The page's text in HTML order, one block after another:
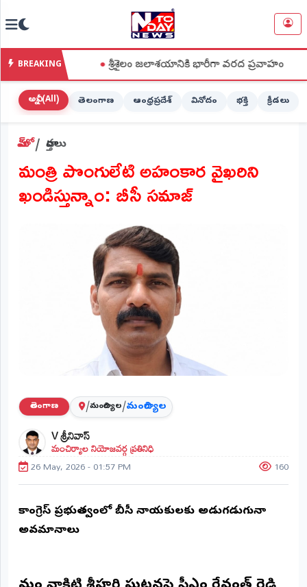
హోమ్
(Home)
STREAMING
లైవ్
టీవీ
(Live
ఆంధ్రప్రదేశ్
ప్రధాన
విభాగాలు
(MAIN)
భక్తి
BREAKING
●శ్రీశైలం జలాశయానికి భారీగా వరద ప్రవాహం ●
అన్నీ (All) తెలంగాణ ఆంధ్రప్రదేశ్ వినోదం భక్తి క్రీడలు
హోమ్ వార్తలు
మంత్రి పొంగులేటి అహంకార వైఖరిని
ఖండిస్తున్నాం: బీసీ సమాజ్
తెలంగాణ /మంచిర్యాల/మంచిర్యాల
V శ్రీనివాస్
మంచిర్యాల నియోజవర్గ ప్రతినిధి
26 May, 2026 - 01:57 PM 160
కాంగ్రెస్ ప్రభుత్వంలో బీసీ నాయకులకు అడుగడుగునా
అవమానాలు